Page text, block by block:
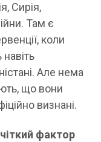
Сирія,
Там є
коли
Але нема
що вони
визнані.
фактор